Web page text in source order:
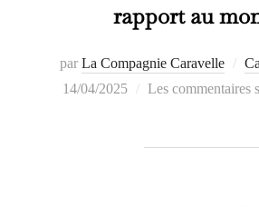
rapport au
par La Compagnie Caravelle
14/04/2025 Les commentaires